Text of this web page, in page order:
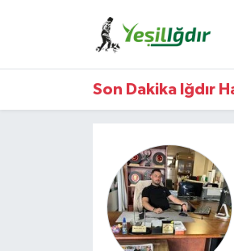
Son Dakika Iğdır
İğdir Namaz Vakitleri
Iğdır Trafik Yoğunluk Haritası
Süper Lig Puan Durumu ve